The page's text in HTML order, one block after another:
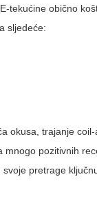
tekućine obično
sljedeće:
okusa, trajanje
pozitivnih
svoje pretrage